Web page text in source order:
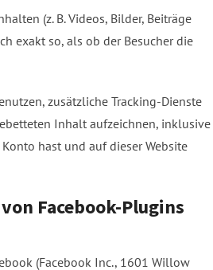
(z. B. Videos, Bilder, Beiträge
exakt so, als ob der Besucher die
zusätzliche Tracking-Dienste
Inhalt aufzeichnen, inklusive
hast und auf dieser Website
Facebook-Plugins
(Facebook Inc., 1601 Willow